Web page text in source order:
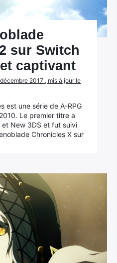
sur Switch
captivant
2017 , mis à jour le
est une série de A-RPG
Le premier titre a
New 3DS et fut suivi
Chronicles X sur